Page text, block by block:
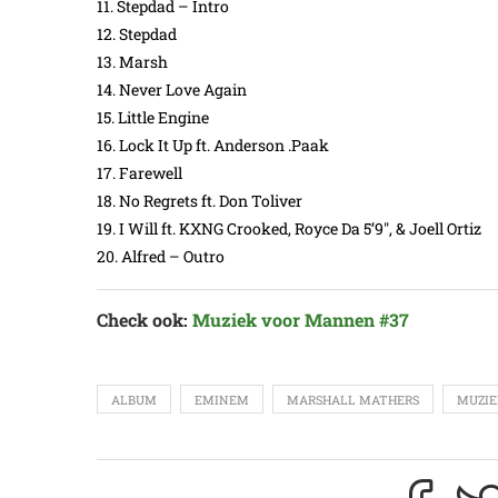
11. Stepdad – Intro
12. Stepdad
13. Marsh
14. Never Love Again
15. Little Engine
16. Lock It Up ft. Anderson .Paak
17. Farewell
18. No Regrets ft. Don Toliver
19. I Will ft. KXNG Crooked, Royce Da 5’9″, & Joell Ortiz
20. Alfred – Outro
Check ook: Muziek voor Mannen #37
ALBUM EMINEM MARSHALL MATHERS